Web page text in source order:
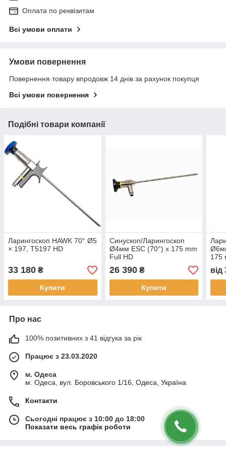
Оплата по реквізитам
Всі умови оплати
Умови повернення
Повернення товару впродовж 14 днів за рахунок покупця
Всі умови повернення
Подібні товари компанії
Ларингоскоп HAWK 70° Ø5
× 197, T5197 HD
33 180 ₴
Купити
Синускоп/Ларингоскоп
Ø4мм ESC (70°) x 175 mm
Full HD
26 390₴
Купити
175
від
Про нас
100% позитивних з 41 відгука за рік
Працює з 23.03.2020
м. Одеса
м. Одеса, вул. Боровського 1/16, Одеса, Україна
Контакти
Сьогодні працює з 10:00 до 18:00
Показати весь графік роботи